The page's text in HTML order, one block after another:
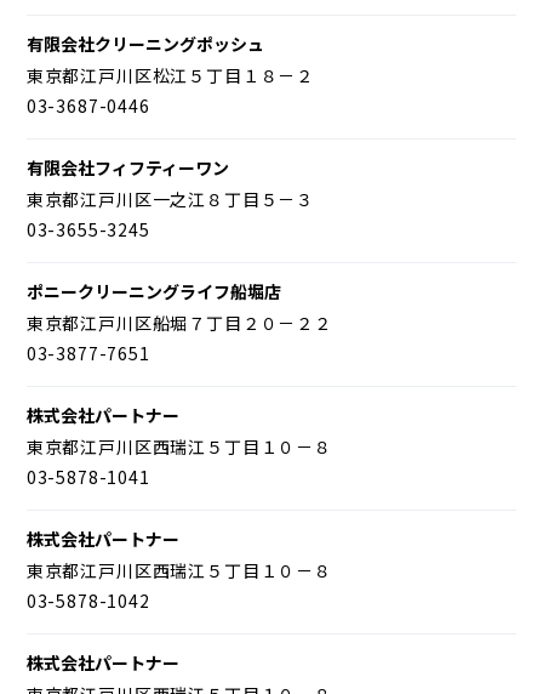
有限会社クリーニングポッシュ
東京都江戸川区松江５丁目１８－２
03-3687-0446
有限会社フィフティーワン
東京都江戸川区一之江８丁目５－３
03-3655-3245
ポニークリーニングライフ船堀店
東京都江戸川区船堀７丁目２０－２２
03-3877-7651
株式会社パートナー
東京都江戸川区西瑞江５丁目１０－８
03-5878-1041
株式会社パートナー
東京都江戸川区西瑞江５丁目１０－８
03-5878-1042
株式会社パートナー